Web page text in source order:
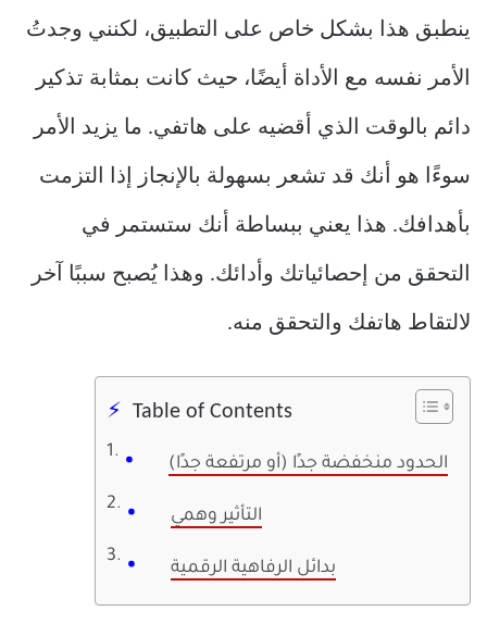
ينطبق هذا بشكل خاص على التطبيق، لكنني وجدتُ
الأمر نفسه مع الأداة أيضًا، حيث كانت بمثابة تذكير
دائم بالوقت الذي أقضيه على هاتفي. ما يزيد الأمر
سوءًا هو أنك قد تشعر بسهولة بالإنجاز إذا التزمت
بأهدافك. هذا يعني ببساطة أنك ستستمر في
التحقق من إحصائياتك وأدائك. وهذا يُصبح سببًا آخر
لالتقاط هاتفك والتحقق منه.
Table of Contents
الحدود منخفضة جدًا (أو مرتفعة جدًا)
التأثير وهمي
بدائل الرفاهية الرقمية